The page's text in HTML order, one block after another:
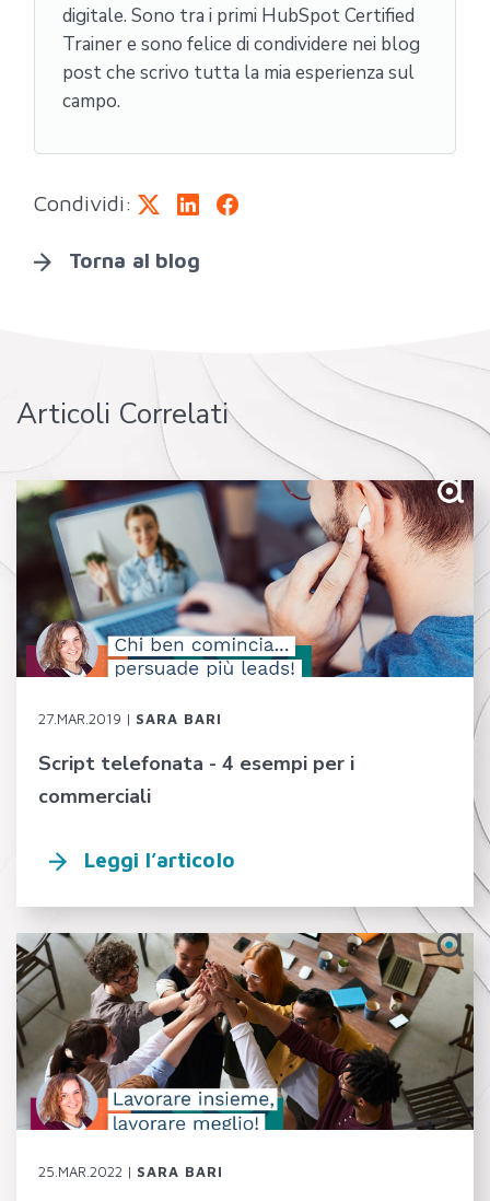
digitale. Sono tra i primi HubSpot Certified
Trainer e sono felice di condividere nei blog
post che scrivo tutta la mia esperienza sul
campo.
Condividi:
Torna al blog
Articoli Correlati
27.MAR.2019 | SARA BARI
Script telefonata - 4 esempi per i
commerciali
Leggi l’articolo
25.MAR.2022 | SARA BARI